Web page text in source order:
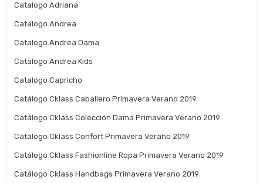
Catalogo Adriana
Catalogo Andrea
Catalogo Andrea Dama
Catalogo Andrea Kids
Catalogo Capricho
Catálogo Cklass Caballero Primavera Verano 2019
Catálogo Cklass Colección Dama Primavera Verano 2019
Catálogo Cklass Confort Primavera Verano 2019
Catálogo Cklass Fashionline Ropa Primavera Verano 2019
Catálogo Cklass Handbags Primavera Verano 2019